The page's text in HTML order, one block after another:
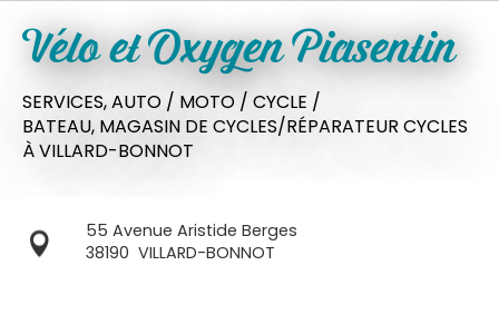
Vélo et Oxygen Piasentin
SERVICES,AUTO / MOTO / CYCLE /
BATEAU, MAGASIN DE CYCLES/RÉPARATEUR CYCLES
À VILLARD-BONNOT
55 Avenue Aristide Berges
38190 VILLARD-BONNOT